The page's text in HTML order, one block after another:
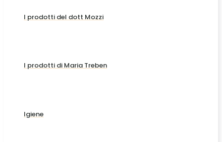
I prodotti del dott Mozzi
I prodotti di Maria Treben
Igiene